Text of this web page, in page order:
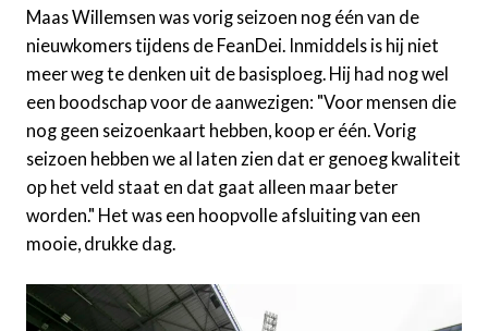
Maas Willemsen was vorig seizoen nog één van de
nieuwkomers tijdens de FeanDei. Inmiddels is hij niet
meer weg te denken uit de basisploeg. Hij had nog wel
een boodschap voor de aanwezigen: "Voor mensen die
nog geen seizoenkaart hebben, koop er één. Vorig
seizoen hebben we al laten zien dat er genoeg kwaliteit
op het veld staat en dat gaat alleen maar beter
worden." Het was een hoopvolle afsluiting van een
mooie, drukke dag.